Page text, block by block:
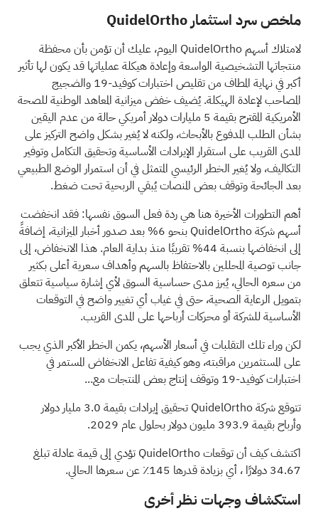
ملخص سرد استثمار QuidelOrtho
لامتلاك أسهم QuidelOrtho اليوم، عليك أن تؤمن بأن محفظة
منتجاتها التشخيصية الواسعة وإعادة هيكلة عملياتها قد يكون لها تأثير
أكبر في نهاية المطاف من تقليص اختبارات كوفيد-19 والضجيج
المصاحب لإعادة الهيكلة. يُضيف خفض ميزانية المعاهد الوطنية للصحة
الأمريكية المقترح بقيمة 5 مليارات دولار أمريكي حالة من عدم اليقين
بشأن الطلب المدفوع بالأبحاث، ولكنه لا يُغير بشكل واضح التركيز على
المدى القريب على استقرار الإيرادات الأساسية وتحقيق التكامل وتوفير
التكاليف، ولا يُغير الخطر الرئيسي المتمثل في أن استمرار الوضع الطبيعي
بعد الجائحة وتوقف بعض المنصات يُبقي الربحية تحت ضغط.
أهم التطورات الأخيرة هنا هي ردة فعل السوق نفسها: فقد انخفضت
أسهم شركة QuidelOrtho بنحو 6% بعد صدور أخبار الميزانية، إضافةً
إلى انخفاضها بنسبة 44% تقريبًا منذ بداية العام. هذا الانخفاض، إلى
جانب توصية المحللين بالاحتفاظ بالسهم وأهداف سعرية أعلى بكثير
من سعره الحالي، يُبرز مدى حساسية السوق لأي إشارة سياسية تتعلق
بتمويل الرعاية الصحية، حتى في غياب أي تغيير واضح في التوقعات
الأساسية للشركة أو محركات أرباحها على المدى القريب.
لكن وراء تلك التقلبات في أسعار الأسهم، يكمن الخطر الأكبر الذي يجب
على المستثمرين مراقبته، وهو كيفية تفاعل الانخفاض المستمر في
اختبارات كوفيد-19 وتوقف إنتاج بعض المنتجات مع...
تتوقع شركة QuidelOrtho تحقيق إيرادات بقيمة 3.0 مليار دولار
وأرباح بقيمة 393.9 مليون دولار بحلول عام 2029.
اكتشف كيف أن توقعات QuidelOrtho تؤدي إلى قيمة عادلة تبلغ
34.67 دولارًا
، أي بزيادة قدرها 145٪ عن سعرها الحالي.
استكشاف وجهات نظر أخرى